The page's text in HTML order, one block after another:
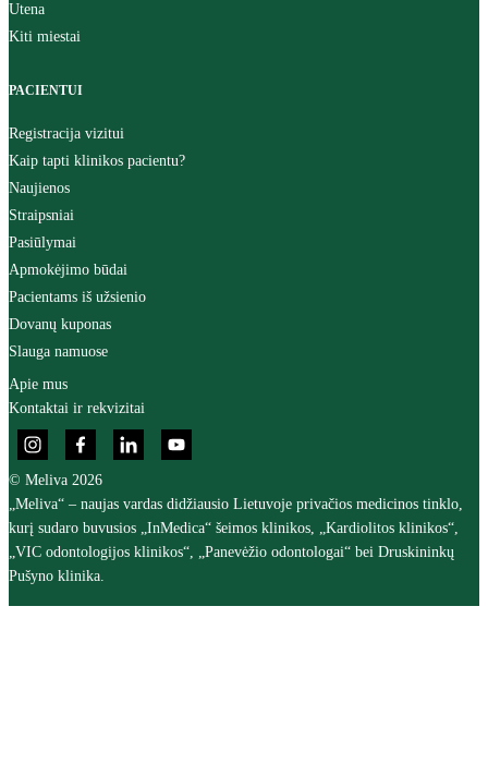
Utena
Kiti miestai
PACIENTUI
Registracija vizitui
Kaip tapti klinikos pacientu?
Naujienos
Straipsniai
Pasiūlymai
Apmokėjimo būdai
Pacientams iš užsienio
Dovanų kuponas
Slauga namuose
Apie mus
Kontaktai ir rekvizitai
© Meliva 2026
„Meliva“ – naujas vardas didžiausio Lietuvoje privačios medicinos tinklo,
kurį sudaro buvusios „InMedica“ šeimos klinikos, „Kardiolitos klinikos“,
„VIC odontologijos klinikos“, „Panevėžio odontologai“ bei Druskininkų
Pušyno klinika.